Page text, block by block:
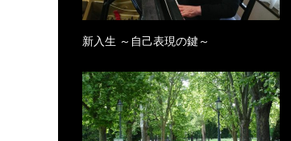
新入生 ～自己表現の鍵～